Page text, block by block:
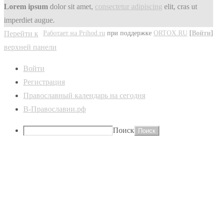
Lorem ipsum dolor sit amet, consectetur adipiscing elit, cras ut
imperdiet augue.
Работает на Prihod.ru при поддержке ORTOX.RU [Войти]
Перейти к
верхней панели
Войти
Регистрация
Православный календарь на сегодня
В-Православии.рф
Поиск